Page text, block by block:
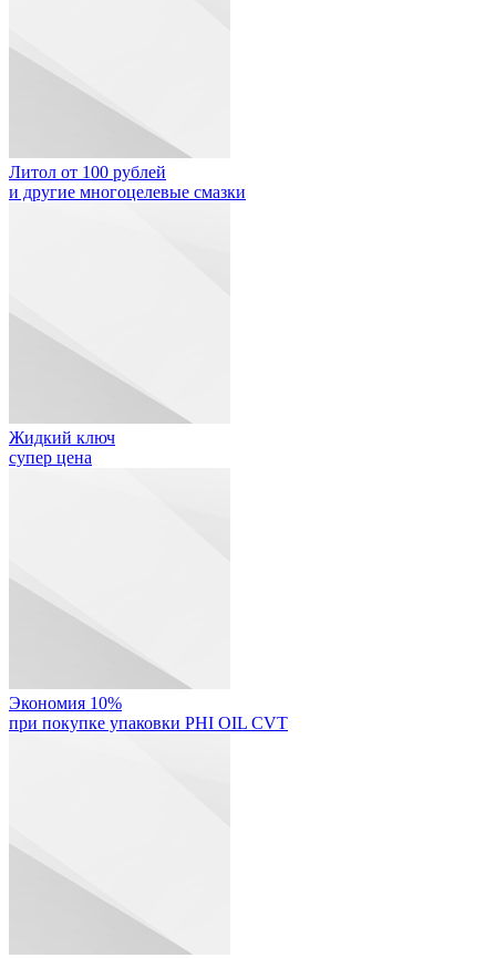
Литол от 100 рублей
и другие многоцелевые смазки
Жидкий ключ
супер цена
Экономия 10%
при покупке упаковки PHI OIL CVT